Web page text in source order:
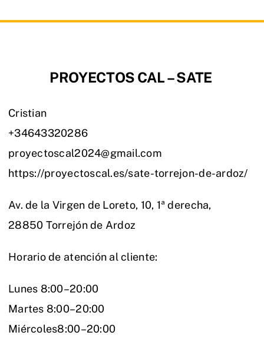
PROYECTOS CAL – SATE
Cristian
+34643320286
proyectoscal2024@gmail.com
https://proyectoscal.es/sate-torrejon-de-ardoz/
Av. de la Virgen de Loreto, 10, 1ª derecha,
28850 Torrejón de Ardoz
Horario de atención al cliente:
Lunes 8:00–20:00
Martes 8:00–20:00
Miércoles8:00–20:00